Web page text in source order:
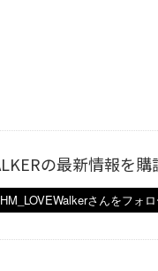
の最新情報を購